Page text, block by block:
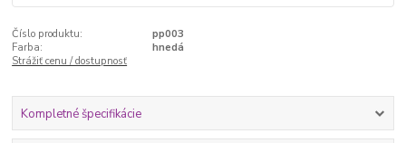
Číslo produktu:
pp003
Farba:
hnedá
Strážiť cenu / dostupnosť
Kompletné špecifikácie